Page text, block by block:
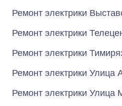
Ремонт электрики
Ремонт электрики
Ремонт электрики
Ремонт электрики Улица
Ремонт электрики Улица